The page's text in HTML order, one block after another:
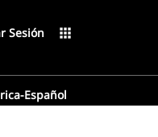
Sesión apps
Español